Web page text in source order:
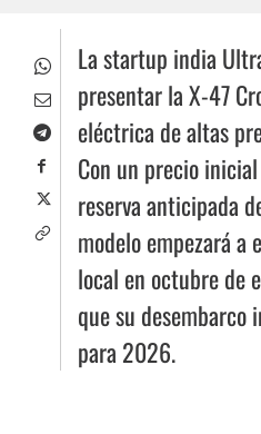
La startup india
presentar la X-47
eléctrica de altas
Con un precio
reserva anticipada
modelo empezará a
local en octubre de
que su desembarco
para 2026.